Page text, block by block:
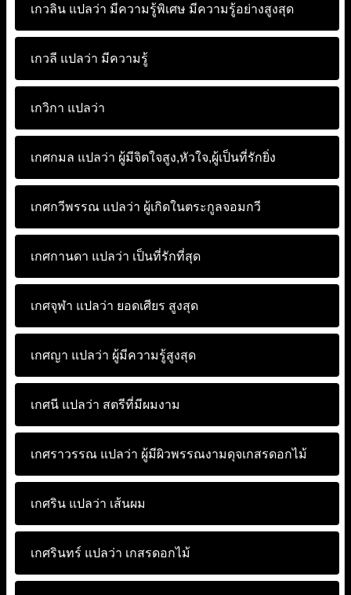
เกวลิน แปลว่า มีความรู้พิเศษ มีความรู้อย่างสูงสุด
เกวลี แปลว่า มีความรู้
เกวิกา แปลว่า
เกศกมล แปลว่า ผู้มีจิตใจสูง,หัวใจ,ผู้เป็นที่รักยิ่ง
เกศกวีพรรณ แปลว่า ผู้เกิดในตระกูลจอมกวี
เกศกานดา แปลว่า เป็นที่รักที่สุด
เกศจุฬา แปลว่า ยอดเศียร สูงสุด
เกศญา แปลว่า ผู้มีความรู้สูงสุด
เกศนี แปลว่า สตรีที่มีผมงาม
เกศราวรรณ แปลว่า ผู้มีผิวพรรณงามดุจเกสรดอกไม้
เกศริน แปลว่า เส้นผม
เกศรินทร์ แปลว่า เกสรดอกไม้